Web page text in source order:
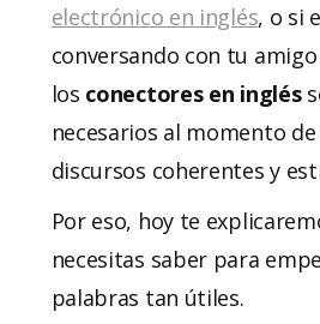
electrónico en inglés, o si
conversando con tu
los conectores en inglés
necesarios al momento
discursos coherentes y
Por eso, hoy te
necesitas saber para
palabras tan útiles.